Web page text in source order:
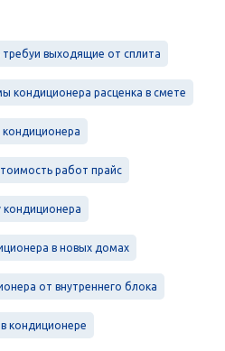
выходящие от сплита
кондиционера расценка в смете
работ прайс
кондиционера
в новых домах
от внутреннего блока
кондиционере